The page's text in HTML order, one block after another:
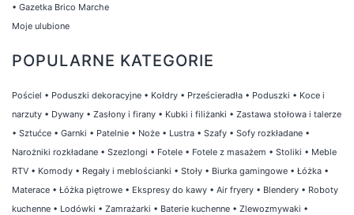
• Gazetka Brico Marche
Moje ulubione
POPULARNE KATEGORIE
Pościel • Poduszki dekoracyjne • Kołdry • Prześcieradła • Poduszki • Koce i
narzuty • Dywany • Zasłony i firany • Kubki i filiżanki • Zastawa stołowa i talerze
• Sztućce • Garnki • Patelnie • Noże • Lustra • Szafy • Sofy rozkładane •
Narożniki rozkładane • Szezlongi • Fotele • Fotele z masażem • Stoliki • Meble
RTV • Komody • Regały i meblościanki • Stoły • Biurka gamingowe • Łóżka •
Materace • Łóżka piętrowe • Ekspresy do kawy • Air fryery • Blendery • Roboty
kuchenne • Lodówki • Zamrażarki • Baterie kuchenne • Zlewozmywaki •